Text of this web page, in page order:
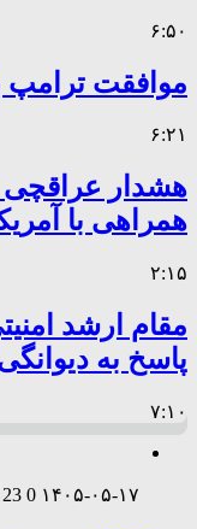
۶:۵۰
موافقت ترامپ
۶:۲۱
هشدار عراقچی
همراهی با
۲:۱۵
مقام ارشد
پاسخ به
۷:۱۰
۱۴۰۵-۰۵-۱۷ 0
23